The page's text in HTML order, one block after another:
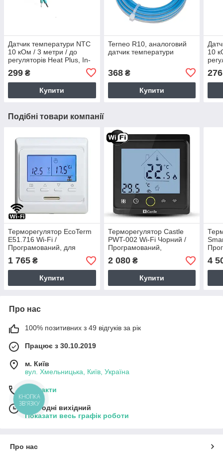
Датчик температури NTC
10 кОм / 3 метри / до
регуляторів Heat Plus, In-
Therm, Castle, EcoTerm,
Terneo
299 ₴
Купити
Terneo R10, аналоговий
датчик температури
368₴
Купити
10
276
Подібні товари компанії
Терморегулятор EcoTerm
E51.716 Wi-Fi /
Програмований, для
теплої підлоги, з 2-ма
датчиками
1 765 ₴
Купити
Терморегулятор Castle
PWT-002 Wi-Fi Чорний /
Програмований,
сенсорний, для теплої
підлоги, з 2-ма датчиками
2 080₴
Купити
4
Про нас
100% позитивних з 49 відгуків за рік
Працює з 30.10.2019
м. Київ
вул. Хмельницька, Київ, Україна
Контакти
Сьогодні вихідний
Показати весь графік роботи
Про нас
КНОПКА
ЗВ'ЯЗКУ